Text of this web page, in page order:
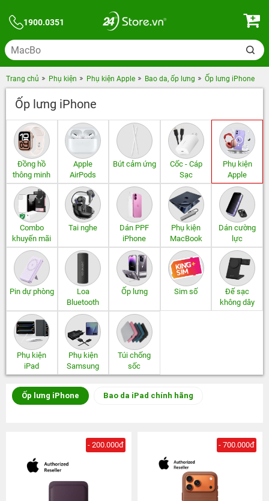
1900.0351
Trang chủ Phụ kiện Phụ kiện Apple Bao da, ốp lưng Ốp lưng iPhone
Ốp lưng iPhone
Đồng hồ
thông minh
Apple
AirPods
Bút cảm ứng
Cốc - Cáp
Sạc
Phụ kiện
Apple
Combo
khuyến mãi
Tai nghe
Dán PPF
iPhone
Phụ kiện
MacBook
Dán cường
lực
Pin dự phòng
Loa
Bluetooth
Ốp lưng Sim số
Đế sạc
không dây
Phụ kiện
iPad
Phụ kiện
Samsung
Túi chống
sốc
Ốp lưng iPhone Bao da iPad chính hãng
- 200.000đ - 700.000đ